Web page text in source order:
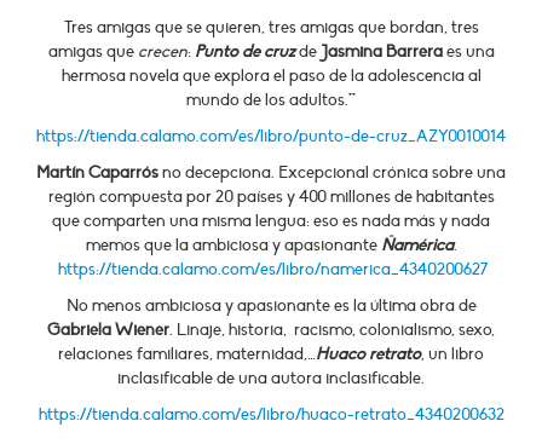
Tres amigas que se quieren, tres amigas que bordan, tres
amigas que crecen: Punto de cruzde Jasmina Barreraes una
hermosa novela que explora el paso de la adolescencia al
mundo de los adultos.**
https://tienda.calamo.com/es/libro/punto-de-cruz_AZY0010014
Martín Caparrósno decepciona. Excepcional crónica sobre una
región compuesta por 20 países y 400 millones de habitantes
que comparten una misma lengua: eso es nada más y nada
memos que la ambiciosa y apasionante Ñamérica.
https://tienda.calamo.com/es/libro/namerica_4340200627
No menos ambiciosa y apasionante es la última obra de
Gabriela Wiener. Linaje, historia, racismo, colonialismo, sexo,
relaciones familiares, maternidad,…Huaco retrato, un libro
inclasificable de una autora inclasificable.
https://tienda.calamo.com/es/libro/huaco-retrato_4340200632